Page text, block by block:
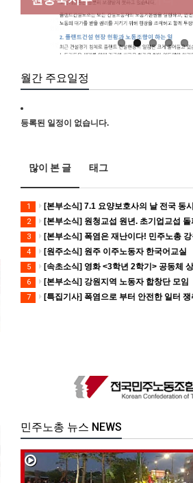
월간 주요일정
등록된 일정이 없습니다.
많이 본 글 태그
1 [본부소식] 7.1 요양보호사의 날 전국 동
2 [본부소식] 원청교섭 원년. 초기업교섭 돌파! 모든 노동자의 노동
3 [본부소식] 폭염은 재난이다! 민주노총 강원지역
4 [원주소식] 원주 이주노동자 한국어교실
5 [속초소식] 영화 <3학년 2학기> 공동체
6 [본부소식] 강원지역 노동자 합창단 모임
7 [특집기사] 폭염으로 부터 안전한 일터 쟁
민주노총 뉴스 NEWS